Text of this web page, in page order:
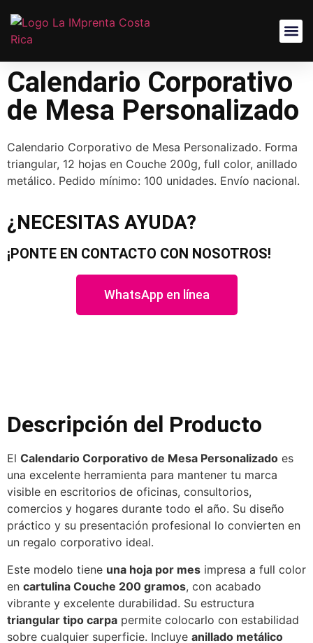
Calendario Corporativo
de Mesa Personalizado
Calendario Corporativo de Mesa Personalizado. Forma
triangular, 12 hojas en Couche 200g, full color, anillado
metálico. Pedido mínimo: 100 unidades. Envío nacional.
¿NECESITAS AYUDA?
¡PONTE EN CONTACTO CON NOSOTROS!
WhatsApp en línea
Descripción del Producto
El Calendario Corporativo de Mesa Personalizado es
una excelente herramienta para mantener tu marca
visible en escritorios de oficinas, consultorios,
comercios y hogares durante todo el año. Su diseño
práctico y su presentación profesional lo convierten en
un regalo corporativo ideal.
Este modelo tiene una hoja por mes impresa a full color
en cartulina Couche 200 gramos, con acabado
vibrante y excelente durabilidad. Su estructura
triangular tipo carpa permite colocarlo con estabilidad
sobre cualquier superficie. Incluye anillado metálico